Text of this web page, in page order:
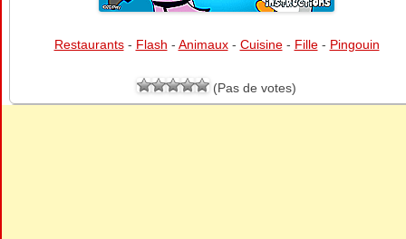
Restaurants- Flash - Animaux- Cuisine- Fille- Pingouin
(Pas de votes)